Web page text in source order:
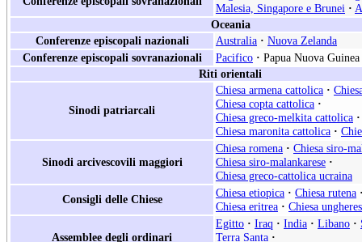
Malesia, Singapore e Brunei ·
Oceania
Conferenze episcopali nazionali
Australia · Nuova Zelanda
Conferenze episcopali sovranazionali
Pacifico · Papua Nuova
Riti orientali
Sinodi patriarcali
Chiesa armena cattolica ·
Chiesa copta cattolica ·
Chiesa greco-melkita cattolica ·
Chiesa maronita cattolica ·
Sinodi arcivescovili maggiori
Chiesa romena · Chiesa siro-
Chiesa siro-malankarese ·
Chiesa greco-cattolica ucraina
Consigli delle Chiese
Chiesa etiopica · Chiesa rutena
Chiesa eritrea · Chiesa
Assemblee degli ordinari
Egitto · Iraq · India · Libano ·
Terra Santa ·